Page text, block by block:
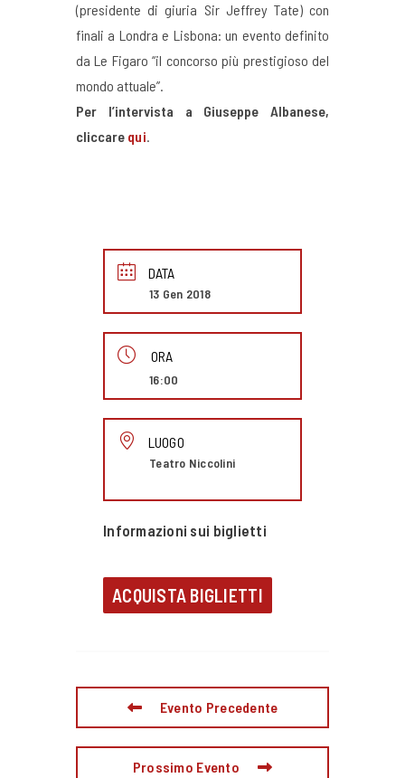
(presidente di giuria Sir Jeffrey Tate) con
finali a Londra e Lisbona: un evento definito
da Le Figaro “il concorso più prestigioso del
mondo attuale”.
Per l’intervista a Giuseppe Albanese,
cliccare qui.
DATA
13 Gen 2018
ORA
16:00
LUOGO
Teatro Niccolini
Informazioni sui biglietti
ACQUISTA BIGLIETTI
Evento Precedente
Prossimo Evento